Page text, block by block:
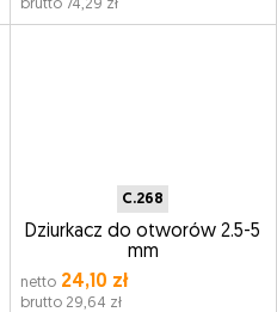
brutto 74,29 zł
C.268
Dziurkacz do otworów 2.5-5
mm
netto24,10 zł
brutto 29,64 zł